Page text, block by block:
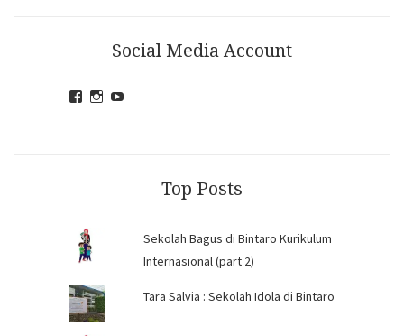
Social Media Account
ViewView
Top Posts
Sekolah Bagus di Bintaro Kurikulum
Internasional (part 2)
Tara Salvia : Sekolah Idola di Bintaro